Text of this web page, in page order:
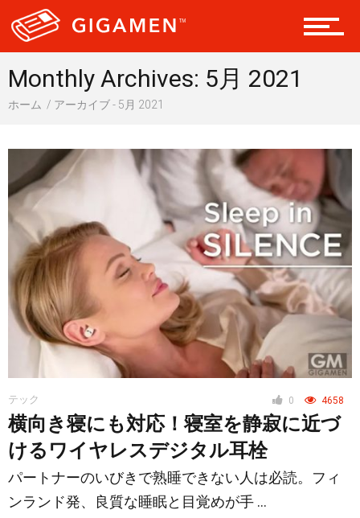
仮想通貨
スマートフォン
ニュース
Monthly Archives: 5月 2021
ホーム アーカイブ - 5月 2021
0 4658
テック
横向き寝にも対応！寝室を静寂に近づ
けるワイヤレスデジタル耳栓
パートナーのいびきで熟睡できない人は必読。フィ
ンランド発、良質な睡眠と目覚めが手 …